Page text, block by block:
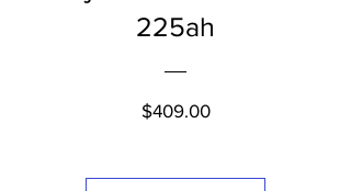
225ah
$409.00Price